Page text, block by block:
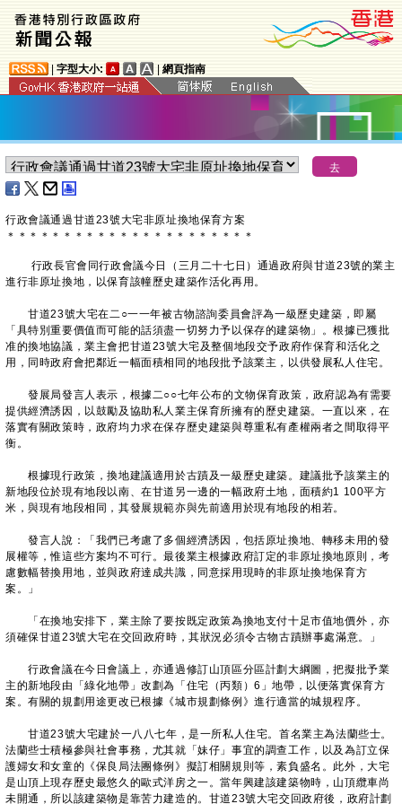
字型大小: 網頁指南
行政會議通過甘道23號大宅非原址換地保育方案
＊ ＊ ＊ ＊ ＊ ＊ ＊ ＊ ＊ ＊ ＊ ＊ ＊ ＊ ＊ ＊ ＊ ＊ ＊ ＊ ＊ ＊
行政長官會同行政會議今日（三月二十七日）通過政府與甘道23號的業主
進行非原址換地，以保育該幢歷史建築作活化再用。
甘道23號大宅在二○一一年被古物諮詢委員會評為一級歷史建築，即屬
「具特別重要價值而可能的話須盡一切努力予以保存的建築物」。根據已獲批
准的換地協議，業主會把甘道23號大宅及整個地段交予政府作保育和活化之
用，同時政府會把鄰近一幅面積相同的地段批予該業主，以供發展私人住宅。
發展局發言人表示，根據二○○七年公布的文物保育政策，政府認為有需要
提供經濟誘因，以鼓勵及協助私人業主保育所擁有的歷史建築。一直以來，在
落實有關政策時，政府均力求在保存歷史建築與尊重私有產權兩者之間取得平
衡。
根據現行政策，換地建議適用於古蹟及一級歷史建築。建議批予該業主的
新地段位於現有地段以南、在甘道另一邊的一幅政府土地，面積約1 100平方
米，與現有地段相同，其發展規範亦與先前適用於現有地段的相若。
發言人說：「我們已考慮了多個經濟誘因，包括原址換地、轉移未用的發
展權等，惟這些方案均不可行。最後業主根據政府訂定的非原址換地原則，考
慮數幅替換用地，並與政府達成共識，同意採用現時的非原址換地保育方
案。」
「在換地安排下，業主除了要按既定政策為換地支付十足市值地價外，亦
須確保甘道23號大宅在交回政府時，其狀況必須令古物古蹟辦事處滿意。」
行政會議在今日會議上，亦通過修訂山頂區分區計劃大綱圖，把擬批予業
主的新地段由「綠化地帶」改劃為「住宅（丙類）6」地帶，以便落實保育方
案。有關的規劃用途更改已根據《城市規劃條例》進行適當的城規程序。
甘道23號大宅建於一八八七年，是一所私人住宅。首名業主為法蘭些士。
法蘭些士積極參與社會事務，尤其就「妹仔」事宜的調查工作，以及為訂立保
護婦女和女童的《保良局法團條例》擬訂相關規則等，素負盛名。此外，大宅
是山頂上現存歷史最悠久的歐式洋房之一。當年興建該建築物時，山頂纜車尚
未開通，所以該建築物是靠苦力建造的。甘道23號大宅交回政府後，政府計劃